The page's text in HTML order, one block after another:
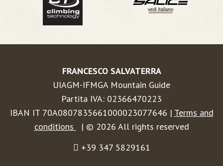
FRANCESCO SALVATERRA
UIAGM-IFMGA Mountain Guide
Partita IVA: 02366470223
IBAN IT 70A0807835661000023077646 | Terms and
conditions
| © 2026 All rights reserved
+39 347 5829161